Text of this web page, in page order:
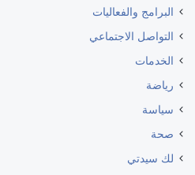
البرامج والفعاليات
التواصل الاجتماعي
الخدمات
رياضة
سياسة
صحة
لك سيدتي